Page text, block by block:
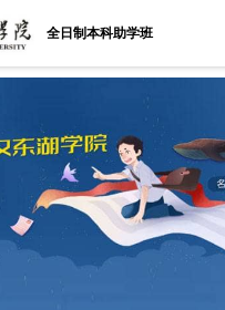
全日制本科助学班